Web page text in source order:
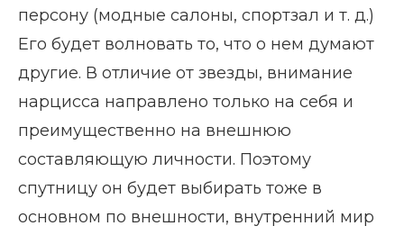
персону (модные салоны, спортзал и т. д.)
Его будет волновать то, что о нем думают
другие. В отличие от звезды, внимание
нарцисса направлено только на себя и
преимущественно на внешнюю
составляющую личности. Поэтому
спутницу он будет выбирать тоже в
основном по внешности, внутренний мир